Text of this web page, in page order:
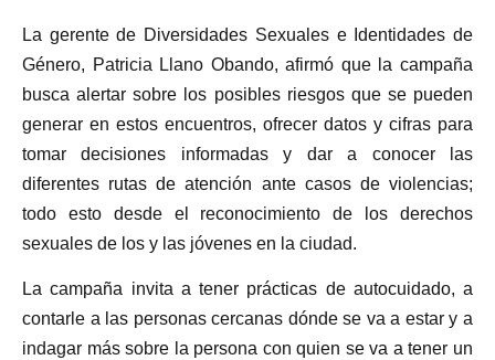
La gerente de Diversidades Sexuales e Identidades de
Género, Patricia Llano Obando, afirmó que la campaña
busca alertar sobre los posibles riesgos que se pueden
generar en estos encuentros, ofrecer datos y cifras para
tomar decisiones informadas y dar a conocer las
diferentes rutas de atención ante casos de violencias;
todo esto desde el reconocimiento de los derechos
sexuales de los y las jóvenes en la ciudad.
La campaña invita a tener prácticas de autocuidado, a
contarle a las personas cercanas dónde se va a estar y a
indagar más sobre la persona con quien se va a tener un